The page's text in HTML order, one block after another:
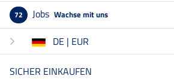
72 Jobs Wachse mit uns
DE | EUR
SICHER EINKAUFEN